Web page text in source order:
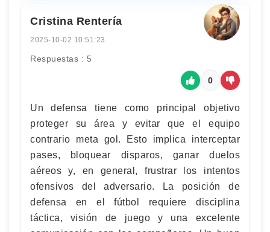
Cristina Rentería
2025-10-02 10:51:23
Respuestas : 5
0
Un defensa tiene como principal objetivo
proteger su área y evitar que el equipo
contrario meta gol. Esto implica interceptar
pases, bloquear disparos, ganar duelos
aéreos y, en general, frustrar los intentos
ofensivos del adversario. La posición de
defensa en el fútbol requiere disciplina
táctica, visión de juego y una excelente